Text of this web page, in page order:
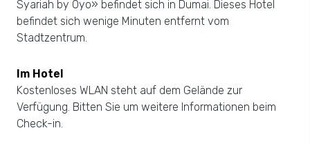
Syariah by Oyo» befindet sich in Dumai. Dieses Hotel
befindet sich wenige Minuten entfernt vom
Stadtzentrum.
Im Hotel
Kostenloses WLAN steht auf dem Gelände zur
Verfügung. Bitten Sie um weitere Informationen beim
Check-in.